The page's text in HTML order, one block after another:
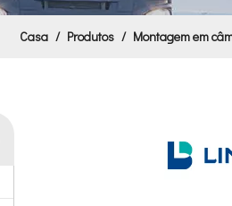
Casa / Produtos / Montagem em